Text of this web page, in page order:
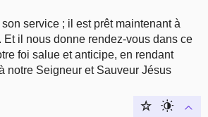
service ; il est prêt maintenant à
Et il nous donne rendez-vous dans ce
foi salue et anticipe, en rendant
notre Seigneur et Sauveur Jésus